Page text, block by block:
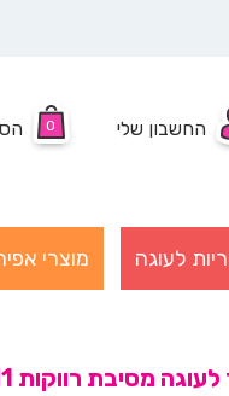
החשבון שלי 0
לעוגה מוצרי
מסיבת רווקות 511